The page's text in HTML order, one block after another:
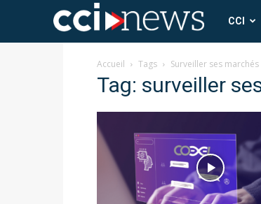
CCI
News
CCI
Accueil Tags Surveiller ses
Tag: surveiller